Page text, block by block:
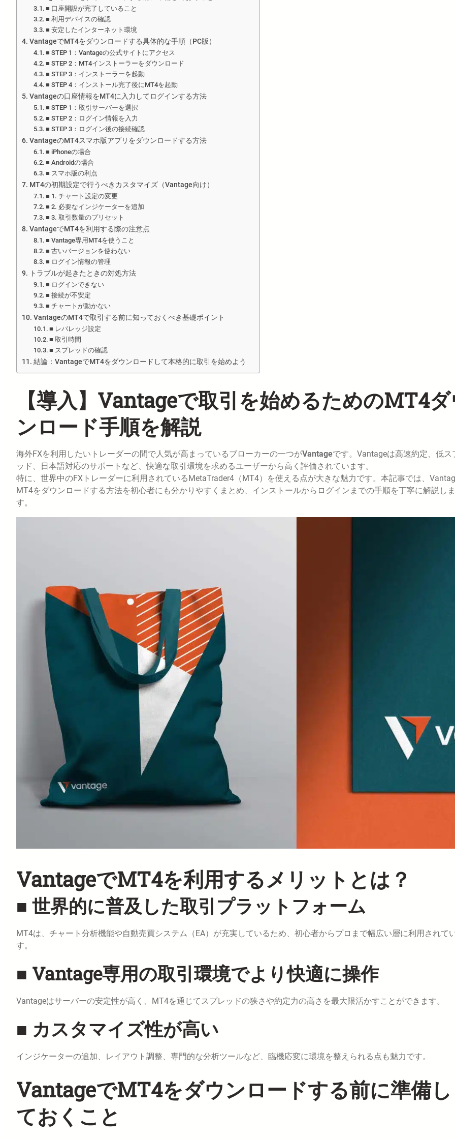
■ 口座開設が完了していること
■ 利用デバイスの確認
■ 安定したインターネット環境
VantageでMT4をダウンロードする具体的な手順（PC版）
■ STEP 1：Vantageの公式サイトにアクセス
■ STEP 2：MT4インストーラーをダウンロード
■ STEP 3：インストーラーを起動
■ STEP 4：インストール完了後にMT4を起動
Vantageの口座情報をMT4に入力してログインする方法
■ STEP 1：取引サーバーを選択
■ STEP 2：ログイン情報を入力
■ STEP 3：ログイン後の接続確認
VantageのMT4スマホ版アプリをダウンロードする方法
■ iPhoneの場合
■ Androidの場合
■ スマホ版の利点
MT4の初期設定で行うべきカスタマイズ（Vantage向け）
■ 1. チャート設定の変更
■ 2. 必要なインジケーターを追加
■ 3. 取引数量のプリセット
VantageでMT4を利用する際の注意点
■ Vantage専用MT4を使うこと
■ 古いバージョンを使わない
■ ログイン情報の管理
トラブルが起きたときの対処方法
■ ログインできない
■ 接続が不安定
■ チャートが動かない
VantageのMT4で取引する前に知っておくべき基礎ポイント
■ レバレッジ設定
■ 取引時間
■ スプレッドの確認
結論：VantageでMT4をダウンロードして本格的に取引を始めよう
【導入】Vantageで取引を始めるためのMT4
ンロード手順を解説
海外FXを利用したいトレーダーの間で人気が高まっているブローカーの一つがVantageです。Vantageは高速約定、低ス
ッド、日本語対応のサポートなど、快適な取引環境を求めるユーザーから高く評価されています。
特に、世界中のFXトレーダーに利用されているMetaTrader4（MT4）を使える点が大きな魅力です。本記事では、
MT4をダウンロードする方法を初心者にも分かりやすくまとめ、インストールからログインまでの手順を丁寧に解説しま
す。
VantageでMT4を利用するメリットとは？
■ 世界的に普及した取引プラットフォーム
MT4は、チャート分析機能や自動売買システム（EA）が充実しているため、初心者からプロまで幅広い層に利用されて
す。
■ Vantage専用の取引環境でより快適に操作
Vantageはサーバーの安定性が高く、MT4を通じてスプレッドの狭さや約定力の高さを最大限活かすことができます。
■ カスタマイズ性が高い
インジケーターの追加、レイアウト調整、専門的な分析ツールなど、臨機応変に環境を整えられる点も魅力です。
VantageでMT4をダウンロードする前に準備し
ておくこと